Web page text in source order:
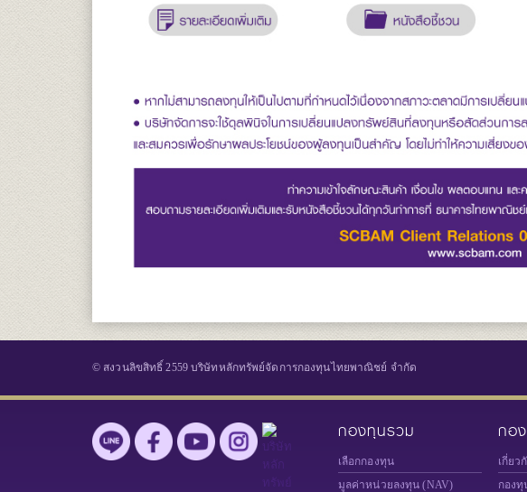
© สงวนลิขสิทธิ์ 2559 บริษัทหลักทรัพย์จัดการกองทุนไทยพาณิชย์ จำกัด
กองทุนรวม
เลือกกองทุน
มูลค่าหน่วยลงทุน (NAV)
กอ
เกี่ย
กอง